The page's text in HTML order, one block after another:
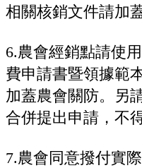
相關核銷文件請加
6.農會經銷點請使
費申請書暨領據範
加蓋農會關防。另
合併提出申請，不
7.農會同意撥付實